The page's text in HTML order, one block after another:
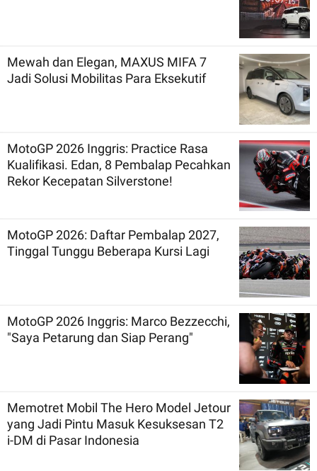
Mewah dan Elegan, MAXUS MIFA 7
Jadi Solusi Mobilitas Para Eksekutif
MotoGP 2026 Inggris: Practice Rasa
Kualifikasi. Edan, 8 Pembalap Pecahkan
Rekor Kecepatan Silverstone!
MotoGP 2026: Daftar Pembalap 2027,
Tinggal Tunggu Beberapa Kursi Lagi
MotoGP 2026 Inggris: Marco Bezzecchi,
"Saya Petarung dan Siap Perang"
Memotret Mobil The Hero Model Jetour
yang Jadi Pintu Masuk Kesuksesan T2
i-DM di Pasar Indonesia